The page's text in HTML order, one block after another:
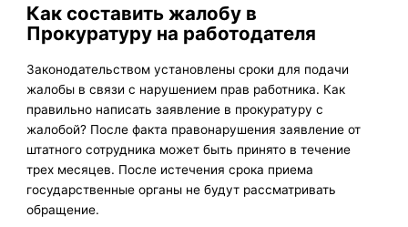
Как составить жалобу в
Прокуратуру на работодателя
Законодательством установлены сроки для подачи
жалобы в связи с нарушением прав работника. Как
правильно написать заявление в прокуратуру с
жалобой? После факта правонарушения заявление от
штатного сотрудника может быть принято в течение
трех месяцев. После истечения срока приема
государственные органы не будут рассматривать
обращение.